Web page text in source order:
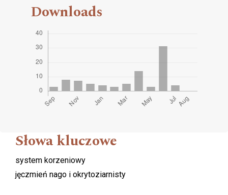
Downloads
Słowa kluczowe
system korzeniowy
jęczmień nago i okrytoziarnisty